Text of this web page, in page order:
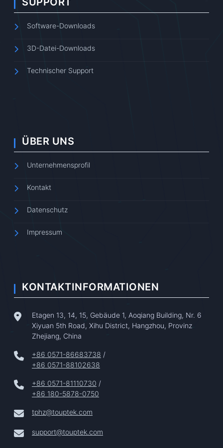
Software-Downloads
3D-Datei-Downloads
Technischer Support
ÜBER UNS
Unternehmensprofil
Kontakt
Datenschutz
Impressum
KONTAKTINFORMATIONEN
Etagen 13, 14, 15, Gebäude 1, Aoqiang Building, Nr. 6
Xiyuan 5th Road, Xihu District, Hangzhou, Provinz
Zhejiang, China
+86 0571-86683738 /
+86 0571-88102638
+86 0571-81110730 /
+86 180-5878-0750
tphz@touptek.com
support@touptek.com